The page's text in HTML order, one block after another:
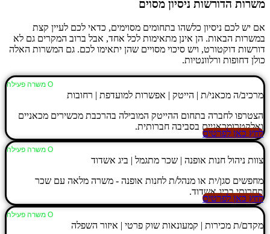
משרות הדורשות ניסיון מסוים
אם יש לכם ניסיון כלשהו בתחומים מסוימים, כדאי לכם לעיין קצת
במשרות הבאות. הן אינן מתאימות לכל אחד, אבל ברוב המקרים גם לא
דורשות דוקטורט, ויש סיכוי מסויים שהן יתאימו לכם. גם המשרות האלה
כולן דחופות ורלוונטיות.
Ο משרה פעילה
מרכיב/ה מכאני/ת | הייטק | אפשרות למועדפת | רחובות
הצטרפו לחברה בתחום ההייטק המובילה בהרכבת מכשירים מכאניים
ואלקטרומכאניים בסביבה חברותית.
לחץ כאן לפרטים
Ο משרה פעילה
צוות ניהול חנות אופנה | שכר מתגמל | ביג אשדוד
מחפשים סגן/ית או מנהל/ת לחנות אופנה - משרה מלאה עם שכר
תחרותי בביג אשדוד.
לחץ כאן לפרטים
Ο משרה פעילה
מקדם/ת מכירות | קמעונאות שוק פרטי | איזור השפלה